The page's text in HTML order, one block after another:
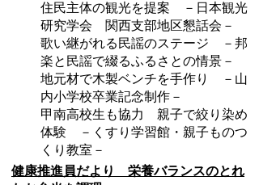
住民主体の観光を提案 －日本観光
研究学会 関西支部地区懇話会－
歌い継がれる民謡のステージ －邦
楽と民謡で綴るふるさとの情景－
地元材で木製ベンチを手作り －山
内小学校卒業記念制作－
甲南高校生も協力 親子で絞り染め
体験 －くすり学習館・親子ものつ
くり教室－
健康推進員だより 栄養バランスのとれ